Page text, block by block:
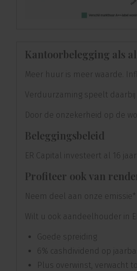
Kantoorbelegging als
Meer huur is meer waarde.
Verduurzaming speelt
Door de onzekerheid op de
Beleggingsbeleid
ER Capital investeert al 16
Profiteer ook van
Neem deel aan onze emissie*
Wilt u ook aandeelhouder in
Goede spreiding
6% cashdividend op
Plus overwinst, verwacht